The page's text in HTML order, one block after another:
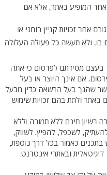
המופיע באתר, אלא אם
אחר זכויות קניין רוחני או
בו, ולא תעשה כל פעולה העלולה
בעצם מסירתם לפרסום כי אתה
אם אינך היוצר או בעל
שהנך בעל הרשאה כדין מבעל
באתר ולתת בהם זכויות שימוש
רשיון חינם ללא תמורה וללא
לשכפל, להפיץ, לשווק,
כאמור בכל דרך נוספת,
ובאתרי אינטרנט